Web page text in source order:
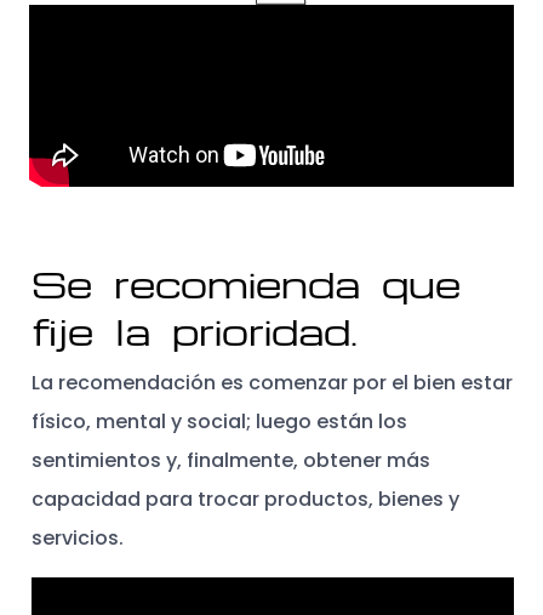
Se recomienda que
fije la prioridad.
La recomendación es comenzar por el bien estar
físico, mental y social; luego están los
sentimientos y, finalmente, obtener más
capacidad para trocar productos, bienes y
servicios.